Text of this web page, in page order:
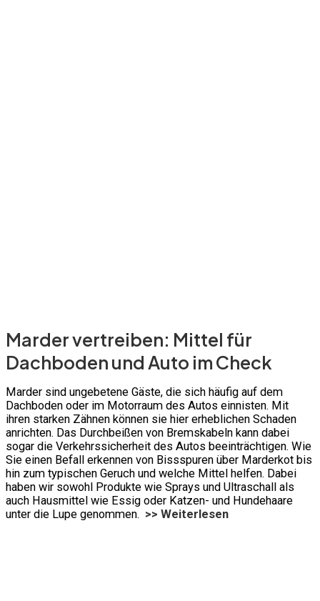
Marder vertreiben: Mittel für
Dachboden und Auto im Check
Marder sind ungebetene Gäste, die sich häufig auf dem
Dachboden oder im Motorraum des Autos einnisten. Mit
ihren starken Zähnen können sie hier erheblichen Schaden
anrichten. Das Durchbeißen von Bremskabeln kann dabei
sogar die Verkehrssicherheit des Autos beeinträchtigen. Wie
Sie einen Befall erkennen von Bissspuren über Marderkot bis
hin zum typischen Geruch und welche Mittel helfen. Dabei
haben wir sowohl Produkte wie Sprays und Ultraschall als
auch Hausmittel wie Essig oder Katzen- und Hundehaare
unter die Lupe genommen. >> Weiterlesen